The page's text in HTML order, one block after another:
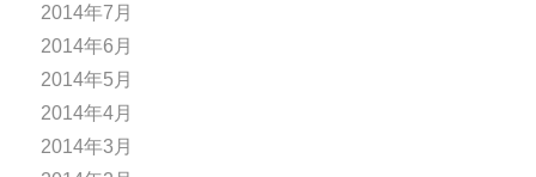
2014年7月
2014年6月
2014年5月
2014年4月
2014年3月